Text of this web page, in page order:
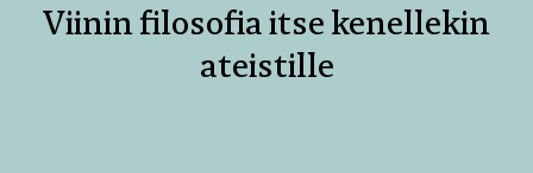
Viinin filosofia itse kenellekin
ateistille